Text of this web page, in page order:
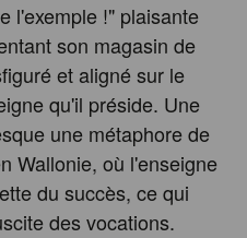
l'exemple !" plaisante
son magasin de
et aligné sur le
qu'il préside. Une
une métaphore de
Wallonie, où l'enseigne
du succès, ce qui
des vocations.